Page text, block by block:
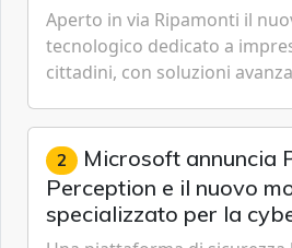
Aperto in via Ripamonti il
tecnologico dedicato a
cittadini, con soluzioni
Cybersecurity.
2 Microsoft annuncia
Perception e il nuovo
specializzato per la